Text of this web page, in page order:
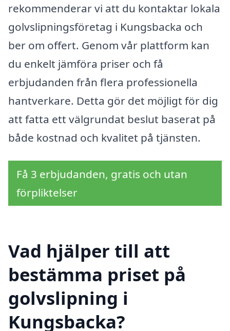
rekommenderar vi att du kontaktar lokala
golvslipningsföretag i Kungsbacka och
ber om offert. Genom vår plattform kan
du enkelt jämföra priser och få
erbjudanden från flera professionella
hantverkare. Detta gör det möjligt för dig
att fatta ett välgrundat beslut baserat på
både kostnad och kvalitet på tjänsten.
Få 3 erbjudanden, gratis och utan
förpliktelser
Vad hjälper till att
bestämma priset på
golvslipning i
Kungsbacka?